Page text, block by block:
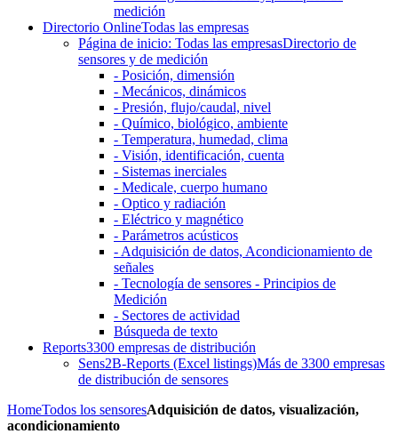
medición
Directorio OnlineTodas las empresas
Página de inicio: Todas las empresasDirectorio de
sensores y de medición
- Posición, dimensión
- Mecánicos, dinámicos
- Presión, flujo/caudal, nivel
- Químico, biológico, ambiente
- Temperatura, humedad, clima
- Visión, identificación, cuenta
- Sistemas inerciales
- Medicale, cuerpo humano
- Optico y radiación
- Eléctrico y magnético
- Parámetros acústicos
- Adquisición de datos, Acondicionamiento de
señales
- Tecnología de sensores - Principios de
Medición
- Sectores de actividad
Búsqueda de texto
Reports3300 empresas de distribución
Sens2B-Reports (Excel listings)Más de 3300 empresas
de distribución de sensores
HomeTodos los sensoresAdquisición de datos, visualización,
acondicionamiento